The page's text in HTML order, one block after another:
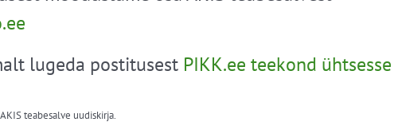
lugeda postitusest PIKK.ee teekond
teabesalve uudiskirja.